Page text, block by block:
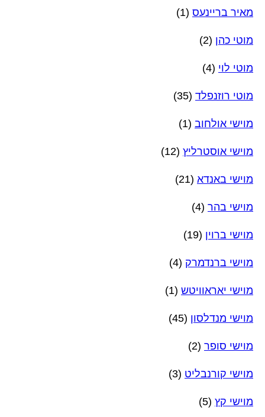
מאיר בריינעס (1)
מוטי כהן (2)
מוטי לוי (4)
מוטי רוזנפלד (35)
מוישי אולחוב (1)
מוישי אוסטרליץ (12)
מוישי באנדא (21)
מוישי בהר (4)
מוישי ברוין (19)
מוישי ברנדמרק (4)
מוישי יאראוויטש (1)
מוישי מנדלסון (45)
מוישי סופר (2)
מוישי קורנבליט (3)
מוישי קץ (5)